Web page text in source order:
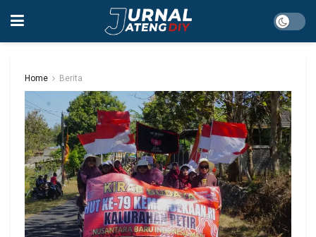
Home Berita